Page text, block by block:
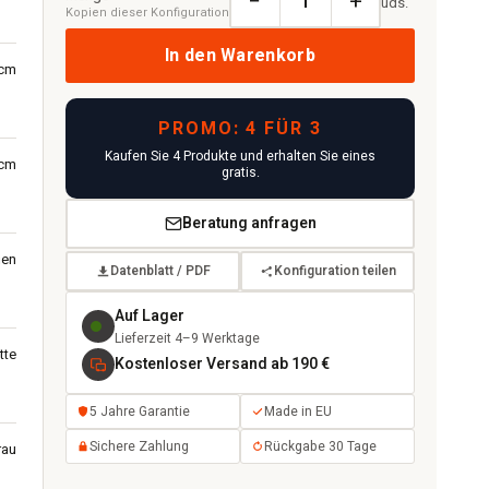
Kopien dieser Konfiguration
In den Warenkorb
PROMO: 4 FÜR 3
Kaufen Sie 4 Produkte und erhalten Sie eines
gratis.
Beratung anfragen
Datenblatt / PDF Konfiguration teilen
Auf Lager
Lieferzeit 4–9 Werktage
Kostenloser Versand ab 190 €
5 Jahre Garantie
Made in EU
Sichere Zahlung
Rückgabe 30 Tage